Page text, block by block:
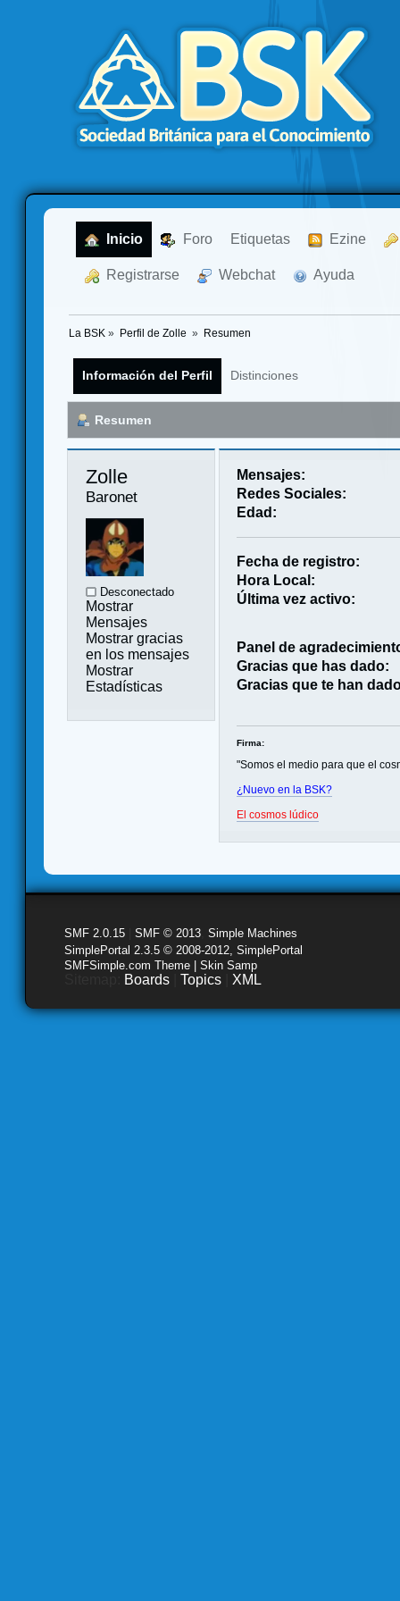
Inicio Foro Etiquetas Ezine
Registrarse Webchat Ayuda
La BSK » Perfil de Zolle » Resumen
Información del Perfil Distinciones
Resumen
Zolle
Baronet
Desconectado
Mostrar
Mensajes
Mostrar gracias
en los mensajes
Mostrar
Estadísticas
Mensajes:
Redes Sociales:
Edad:
Fecha de registro:
Hora Local:
Última vez activo:
Panel de
Gracias que has dado:
Gracias que te han
Firma:
"Somos el medio para que el
¿Nuevo en la BSK?
El cosmos lúdico
SMF 2.0.15 SMF © 2013 Simple Machines
SimplePortal 2.3.5 © 2008-2012, SimplePortal
SMFSimple.com Theme | Skin Samp
Boards Topics XML